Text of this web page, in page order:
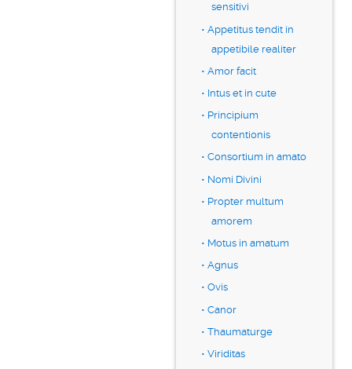
sensitivi
Appetitus tendit in
appetibile realiter
Amor facit
Intus et in cute
Principium
contentionis
Consortium in amato
Nomi Divini
Propter multum
amorem
Motus in amatum
Agnus
Ovis
Canor
Thaumaturge
Viriditas